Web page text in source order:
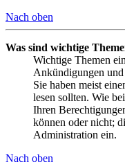
Nach oben
Was sind wichtige
Wichtige Themen
Ankündigungen und
Sie haben meist
lesen sollten. Wie
Ihren
können oder nicht;
Administration ein.
Nach oben